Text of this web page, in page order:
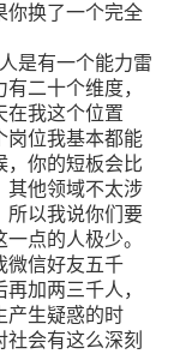
你换了一个完全
是有一个能力雷
二十个维度，
在我这个位置
岗位我基本都能
，你的短板会比
其他领域不太涉
所以我说你们要
点的人极少。
微信好友五千
加两三千人，
产生疑惑的时
会有这么深刻